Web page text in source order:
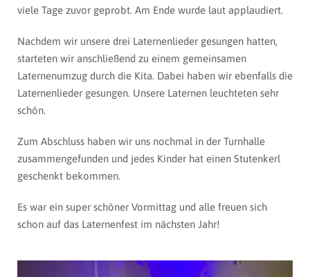
viele Tage zuvor geprobt. Am Ende wurde laut applaudiert.
Nachdem wir unsere drei Laternenlieder gesungen hatten,
starteten wir anschließend zu einem gemeinsamen
Laternenumzug durch die Kita. Dabei haben wir ebenfalls die
Laternenlieder gesungen. Unsere Laternen leuchteten sehr
schön.
Zum Abschluss haben wir uns nochmal in der Turnhalle
zusammengefunden und jedes Kinder hat einen Stutenkerl
geschenkt bekommen.
Es war ein super schöner Vormittag und alle freuen sich
schon auf das Laternenfest im nächsten Jahr!